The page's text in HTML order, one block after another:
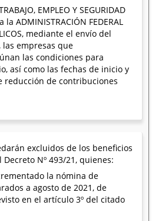
EMPLEO Y SEGURIDAD
ADMINISTRACIÓN FEDERAL
mediante el envío del
las empresas que
las condiciones para
así como las fechas de inicio y
reducción de contribuciones
excluidos de los beneficios
Nº 493/21, quienes:
la nómina de
a agosto de 2021, de
en el artículo 3º del citado